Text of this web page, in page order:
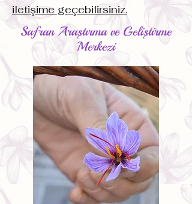
iletişime geçebilirsiniz.
Safran Araştırma ve Geliştirme
Merkezi